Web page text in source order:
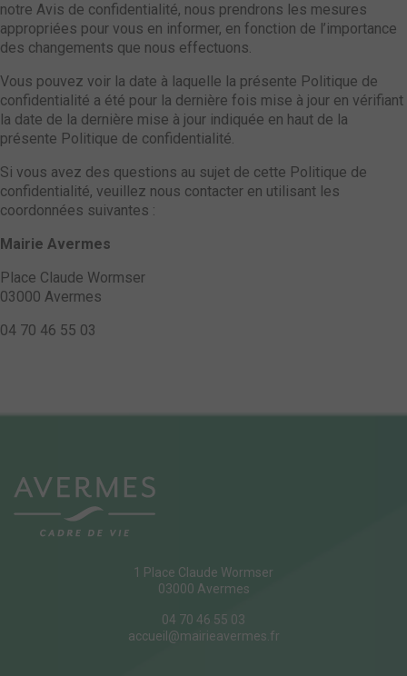
notre Avis de confidentialité, nous prendrons les mesures
appropriées pour vous en informer, en fonction de l’importance
des changements que nous effectuons.
Vous pouvez voir la date à laquelle la présente Politique de
confidentialité a été pour la dernière fois mise à jour en vérifiant
la date de la dernière mise à jour indiquée en haut de la
présente Politique de confidentialité.
Si vous avez des questions au sujet de cette Politique de
confidentialité, veuillez nous contacter en utilisant les
coordonnées suivantes :
Mairie Avermes
Place Claude Wormser
03000 Avermes
04 70 46 55 03
1 Place Claude Wormser
03000 Avermes
04 70 46 55 03
accueil@mairieavermes.fr